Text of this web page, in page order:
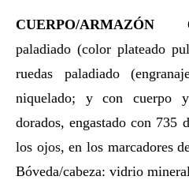
CUERPO/ARMAZÓN
paladiado (color plateado
ruedas paladiado
niquelado; y con cuerpo
dorados, engastado con 735
los ojos, en los marcadores
Bóveda/cabeza: vidrio